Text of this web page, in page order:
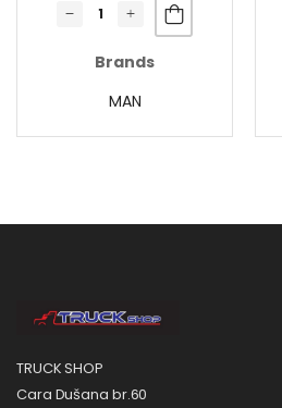
Brands
MAN
TRUCK SHOP
Cara Dušana br.60